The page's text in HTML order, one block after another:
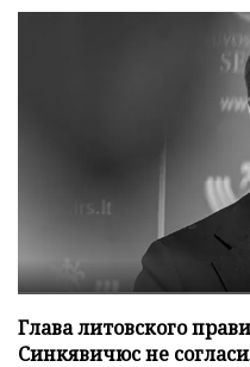
Глава литовского
Синкявичюс не